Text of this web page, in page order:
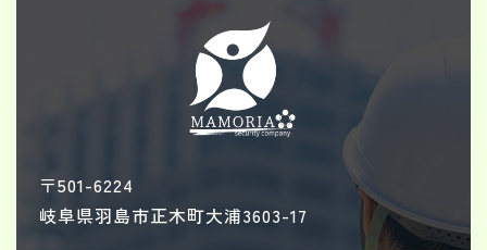
〒501-6224
岐阜県羽島市正木町大浦3603-17